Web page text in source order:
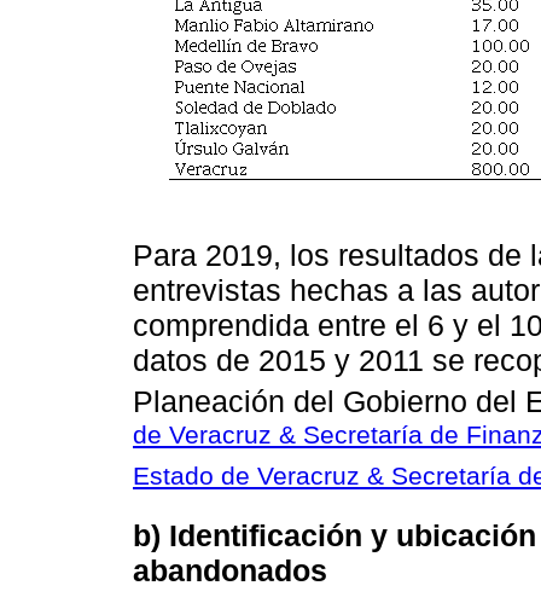
Para 2019, los resultados de
entrevistas hechas a las
comprendida entre el 6 y el
datos de 2015 y 2011 se
Planeación del Gobierno del
de Veracruz & Secretaría de
Estado de Veracruz & Secretaría
b) Identificación y
abandonados